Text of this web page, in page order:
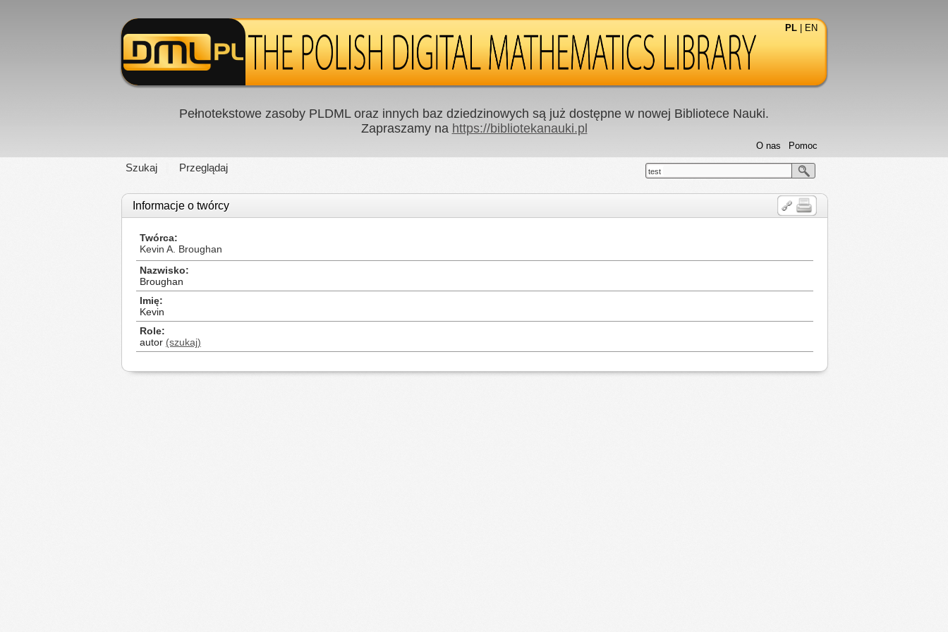
PL EN
Pełnotekstowe zasoby PLDML oraz innych baz dziedzinowych są już dostępne w nowej Bibliotece Nauki.
Zapraszamy na https://bibliotekanauki.pl
Szukaj Przeglądaj
Pomoc
O nas
test
Informacje o twórcy
Twórca
Kevin A. Broughan
Nazwisko
Broughan
Imię
Kevin
Role
autor (szukaj)